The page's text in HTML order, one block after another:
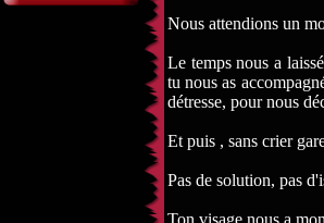
Nous attendions un
Le temps nous a
tu nous as
détresse, pour nous
Et puis , sans crier
Pas de solution, pas
Ton visage nous a